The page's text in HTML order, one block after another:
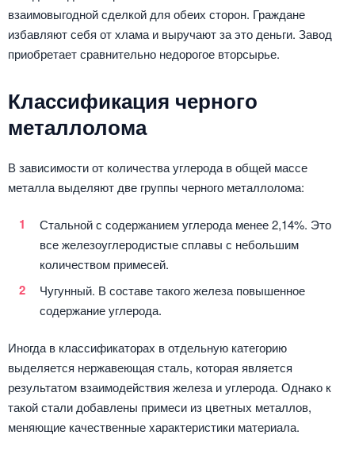
взаимовыгодной сделкой для обеих сторон. Граждане
избавляют себя от хлама и выручают за это деньги. Завод
приобретает сравнительно недорогое вторсырье.
Классификация черного
металлолома
В зависимости от количества углерода в общей массе
металла выделяют две группы черного металлолома:
Стальной с содержанием углерода менее 2,14%. Это
все железоуглеродистые сплавы с небольшим
количеством примесей.
Чугунный. В составе такого железа повышенное
содержание углерода.
Иногда в классификаторах в отдельную категорию
выделяется нержавеющая сталь, которая является
результатом взаимодействия железа и углерода. Однако к
такой стали добавлены примеси из цветных металлов,
меняющие качественные характеристики материала.